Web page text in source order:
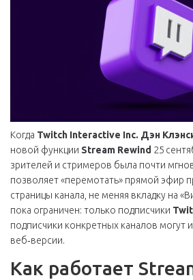
Когда Twitch Interactive Inc. Дэн
новой функции Stream Rewind 25
зрителей и стримеров была почти
позволяет «перемотать» прямой эфир
страницы канала, не меняя вкладку на
пока ограничен: только подписчики
подписчики конкретных каналов могут
веб‑версии.
Как работает